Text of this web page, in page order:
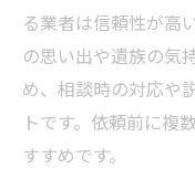
る業者は信頼性が高
の思い出や遺族の気
め、相談時の対応や
トです。依頼前に複
すすめです。